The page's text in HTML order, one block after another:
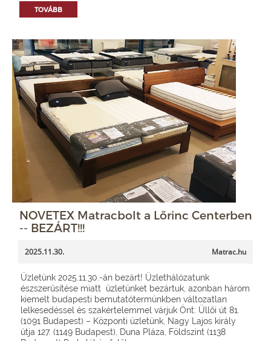
TOVÁBB
NOVETEX Matracbolt a Lőrinc Centerben
-- BEZÁRT!!!
2025.11.30. Matrac.hu
Üzletünk 2025.11.30.-án bezárt! Üzlethálózatunk
észszerűsítése miatt üzletünket bezártuk, azonban három
kiemelt budapesti bemutatótermünkben változatlan
lelkesedéssel és szakértelemmel várjuk Önt: Üllői út 81.
(1091 Budapest) – Központi üzletünk, Nagy Lajos király
útja 127. (1149 Budapest), Duna Pláza, Földszint (1138